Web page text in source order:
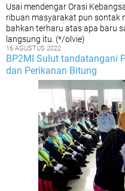
Usai mendengar Orasi
ribuan masyarakat pun sontak
bahkan terharu atas apa baru
langsung itu. (*/olvie)
16 AGUSTUS 2022
BP2MI Sulut tandatangani
dan Perikanan Bitung